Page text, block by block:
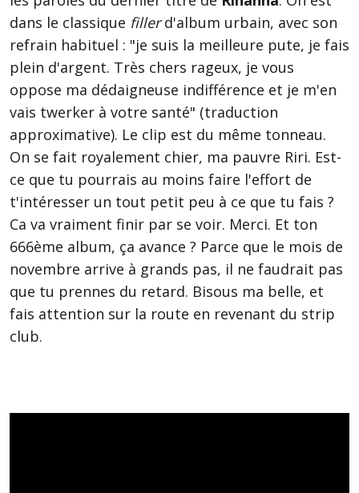
dans le classique fillerd'album urbain, avec son
refrain habituel : "je suis la meilleure pute, je fais
plein d'argent. Très chers rageux, je vous
oppose ma dédaigneuse indifférence et je m'en
vais twerker à votre santé" (traduction
approximative). Le clip est du même tonneau.
On se fait royalement chier, ma pauvre Riri. Est-
ce que tu pourrais au moins faire l'effort de
t'intéresser un tout petit peu à ce que tu fais ?
Ca va vraiment finir par se voir. Merci. Et ton
666ème album, ça avance ? Parce que le mois de
novembre arrive à grands pas, il ne faudrait pas
que tu prennes du retard. Bisous ma belle, et
fais attention sur la route en revenant du strip
club.